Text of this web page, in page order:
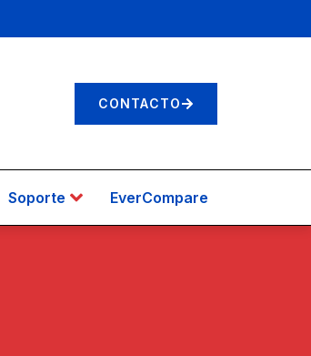
CONTACTO
Soporte EverCompare